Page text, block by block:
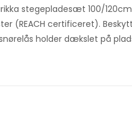
stegepladesæt 100/
(REACH certificeret).
holder dækslet på